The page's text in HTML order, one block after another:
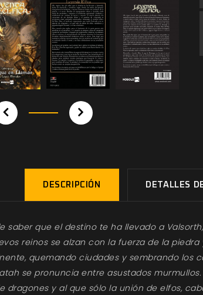
DESCRIPCIÓN DETALLES
saber que el destino te ha llevado a
reinos se alzan con la fuerza de la
quemando ciudades y sembrando los
se pronuncia entre asustados
dragones y al que sólo la unión de elfos,